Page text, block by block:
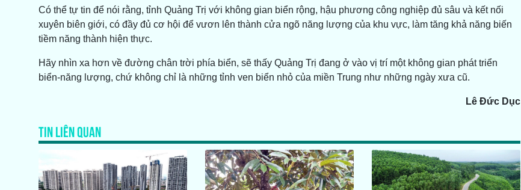
Có thể tự tin để nói rằng, tỉnh Quảng Trị với không gian biển rộng, hậu phương công nghiệp đủ sâu và kết nối
xuyên biên giới, có đầy đủ cơ hội để vươn lên thành cửa ngõ năng lượng của khu vực, làm tăng khả năng biến
tiềm năng thành hiện thực.
Hãy nhìn xa hơn về đường chân trời phía biển, sẽ thấy Quảng Trị đang ở vào vị trí một không gian phát triển
biển-năng lượng, chứ không chỉ là những tỉnh ven biển nhỏ của miền Trung như những ngày xưa cũ.
Lê Đức Dục
TIN LIÊN QUAN